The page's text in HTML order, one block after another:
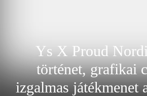
Ys X Proud
történet, grafikai
izgalmas játékmenet